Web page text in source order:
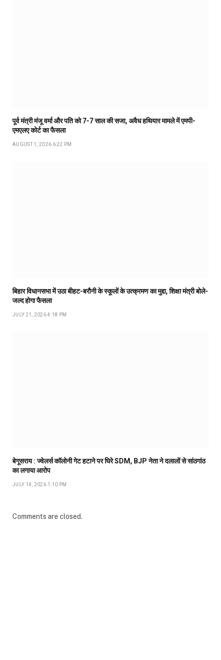
पूर्व मंत्री मंजू वर्मा और पति को 7-7 साल की सजा, अवैध हथियार मामले में एमपी-
एमएलए कोर्ट का फैसला
AUGUST 1, 2026 6:22 PM
बिहार विधानसभा में उठा बीहट-बरौनी के स्कूलों के उत्क्रमण का मुद्दा, शिक्षा मंत्री बोले-
जल्द होगा फैसला
JULY 21, 2026 4:18 PM
बेगूसराय : ज्वेलर्स कॉलोनी गेट हटाने पर घिरे SDM, BJP नेता ने दलालों से सांठगांठ
का लगाया आरोप
JULY 14, 2026 1:10 PM
Comments are closed.